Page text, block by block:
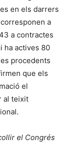
en els darrers
a
a contractes
ha actives 80
procedents
que els
el
al teixit
el Congrés